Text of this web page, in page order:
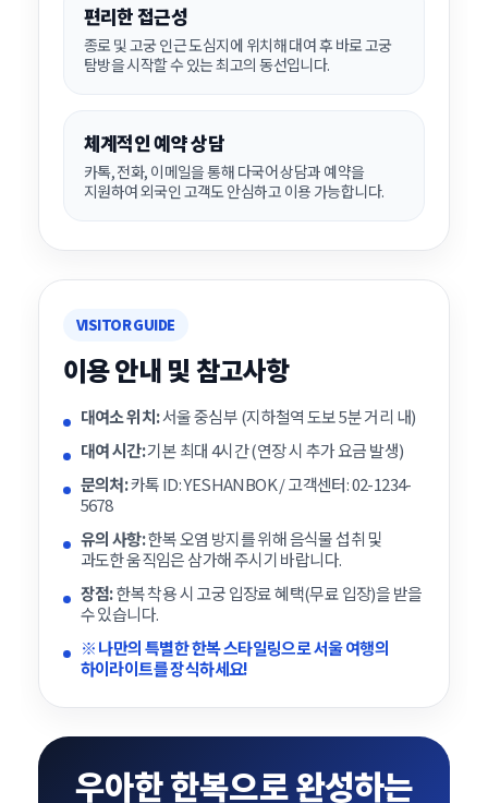
편리한 접근성
종로 및 고궁 인근 도심지에 위치해 대여 후 바로 고궁
탐방을 시작할 수 있는 최고의 동선입니다.
체계적인 예약 상담
카톡, 전화, 이메일을 통해 다국어 상담과 예약을
지원하여 외국인 고객도 안심하고 이용 가능합니다.
VISITOR GUIDE
이용 안내 및 참고사항
대여소 위치:서울 중심부 (지하철역 도보 5분 거리 내)
대여 시간:기본 최대 4시간 (연장 시 추가 요금 발생)
문의처:카톡 ID: YESHANBOK / 고객센터: 02-1234-
5678
유의 사항:한복 오염 방지를 위해 음식물 섭취 및
과도한 움직임은 삼가해 주시기 바랍니다.
장점:한복 착용 시 고궁 입장료 혜택(무료 입장)을 받을
수 있습니다.
※ 나만의 특별한 한복 스타일링으로 서울 여행의
하이라이트를 장식하세요!
우아한 한복으로 완성하는